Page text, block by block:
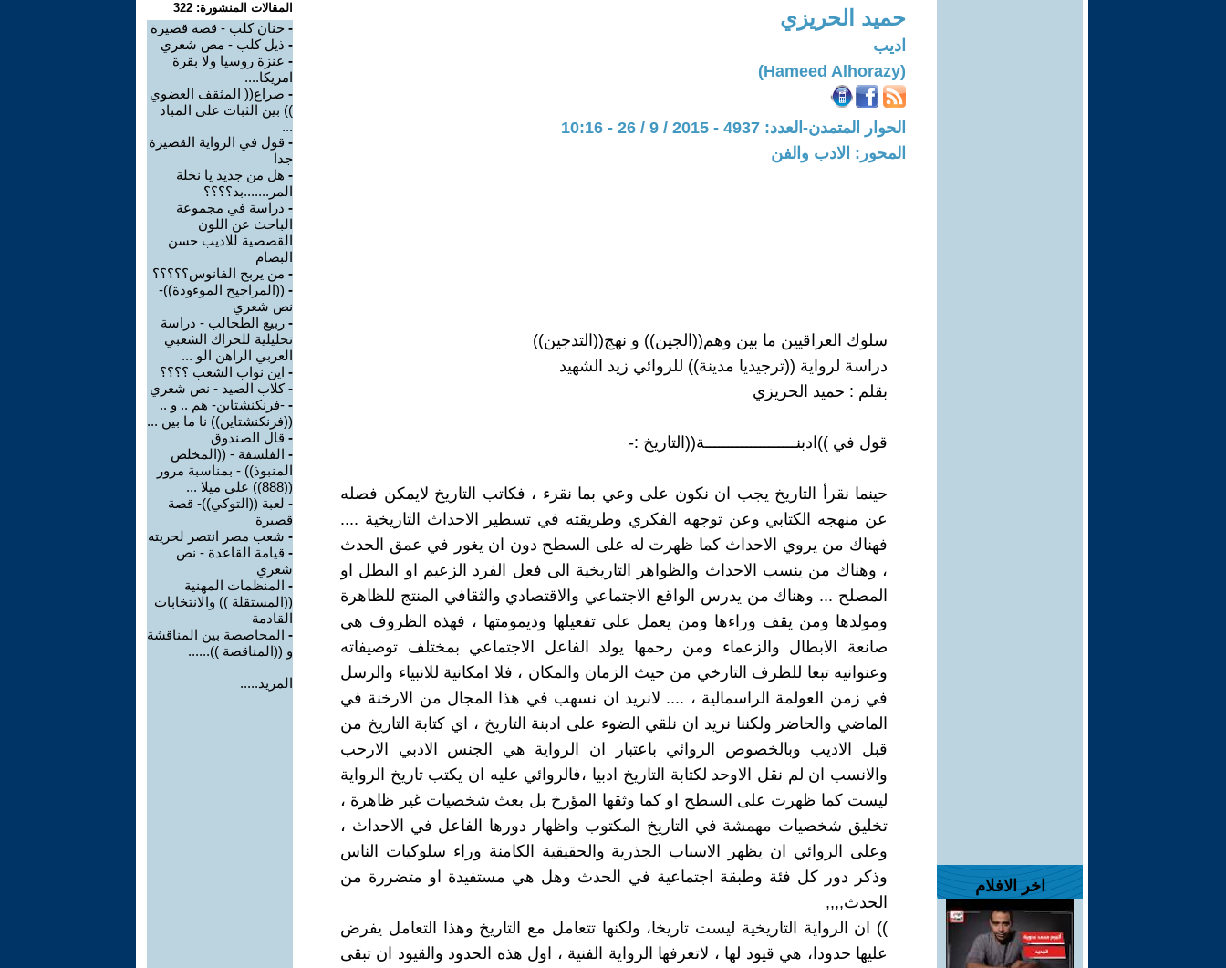
اخر الافلام
حميد الحريزي
اديب
(Hameed Alhorazy)
الحوار المتمدن-العدد: 4937 - 2015 / 9 / 26 - 10:16
المحور: الادب والفن
سلوك العراقيين ما بين وهم((الجين)) و نهج((التدجين))
دراسة لرواية ((ترجيديا مدينة)) للروائي زيد الشهيد
بقلم : حميد الحريزي
قول في ))ادبنــــــــــــــــــــة((التاريخ :-
حينما نقرأ التاريخ يجب ان نكون على وعي بما نقرء ، فكاتب التاريخ لايمكن فصله
عن منهجه الكتابي وعن توجهه الفكري وطريقته في تسطير الاحداث التاريخية ....
فهناك من يروي الاحداث كما ظهرت له على السطح دون ان يغور في عمق الحدث
، وهناك من ينسب الاحداث والظواهر التاريخية الى فعل الفرد الزعيم او البطل او
المصلح ... وهناك من يدرس الواقع الاجتماعي والاقتصادي والثقافي المنتج للظاهرة
ومولدها ومن يقف وراءها ومن يعمل على تفعيلها وديمومتها ، فهذه الظروف هي
صانعة الابطال والزعماء ومن رحمها يولد الفاعل الاجتماعي بمختلف توصيفاته
وعنوانيه تبعا للظرف التارخي من حيث الزمان والمكان ، فلا امكانية للانبياء والرسل
في زمن العولمة الراسمالية ، .... لانريد ان نسهب في هذا المجال من الارخنة في
الماضي والحاضر ولكننا نريد ان نلقي الضوء على ادبنة التاريخ ، اي كتابة التاريخ من
قبل الاديب وبالخصوص الروائي باعتبار ان الرواية هي الجنس الادبي الارحب
والانسب ان لم نقل الاوحد لكتابة التاريخ ادبيا ،فالروائي عليه ان يكتب تاريخ الرواية
ليست كما ظهرت على السطح او كما وثقها المؤرخ بل بعث شخصيات غير ظاهرة ،
تخليق شخصيات مهمشة في التاريخ المكتوب واظهار دورها الفاعل في الاحداث ،
وعلى الروائي ان يظهر الاسباب الجذرية والحقيقية الكامنة وراء سلوكيات الناس
وذكر دور كل فئة وطبقة اجتماعية في الحدث وهل هي مستفيدة او متضررة من
الحدث,,,,
)) ان الرواية التاريخية ليست تاريخا، ولكنها تتعامل مع التاريخ وهذا التعامل يفرض
عليها حدودا، هي قيود لها ، لاتعرفها الرواية الفنية ، اول هذه الحدود والقيود ان تبقى
المقالات المنشورة: 322
- حنان كلب - قصة قصيرة
- ذيل كلب - مص شعري
- عنزة روسيا ولا بقرة
امريكا....
- صراع(( المثقف العضوي
)) بين الثبات على المباد
...
- قول في الرواية القصيرة
جدا
- هل من جديد يا نخلة
المر.......بد؟؟؟؟
- دراسة في مجموعة
الباحث عن اللون
القصصية للاديب حسن
البصام
- من يربح الفانوس؟؟؟؟؟
- ((المراجيح الموءودة))-
نص شعري
- ربيع الطحالب - دراسة
تحليلية للحراك الشعبي
العربي الراهن الو ...
- اين نواب الشعب ؟؟؟؟
-كلاب الصيد - نص شعري
- -فرنكنشتاين- هم .. و ..
((فرنكنشتاين)) نا ما بين ...
- قال الصندوق
- الفلسفة - ((المخلص
المنبوذ)) - بمناسبة مرور
((888)) على ميلا ...
- لعبة ((التوكي))- قصة
قصيرة
- شعب مصر انتصر لحريته
- قيامة القاعدة - نص
شعري
- المنظمات المهنية
((المستقلة )) والانتخابات
القادمة
- المحاصصة بين المناقشة
و ((المناقصة ))......
المزيد.....